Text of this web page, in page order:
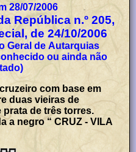
28/07/2006
República n.º 205,
de 24/10/2006
Geral de Autarquias
ou ainda não
com base em
duas vieiras de
prata de três torres.
a negro “ CRUZ - VILA